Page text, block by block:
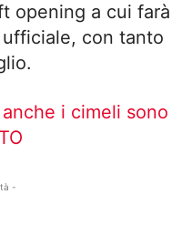
opening a cui farà
ufficiale, con tanto
i cimeli sono
-